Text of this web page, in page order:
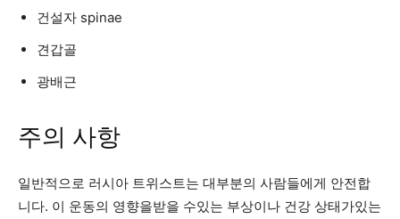
건설자 spinae
견갑골
광배근
주의 사항
일반적으로 러시아 트위스트는 대부분의 사람들에게 안전합
니다. 이 운동의 영향을받을 수있는 부상이나 건강 상태가있는